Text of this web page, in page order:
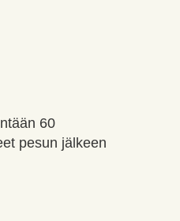
60
pesun jälkeen